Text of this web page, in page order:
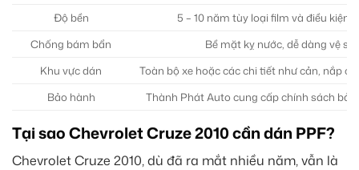
Độ bền
5 – 10 năm tùy loại film và điều kiện
Chống bám bẩn
Bề mặt kỵ nước, dễ dàng vệ
Khu vực dán
Toàn bộ xe hoặc các chi tiết như cản, nắp
Bảo hành
Thành Phát Auto cung cấp chính sách
Tại sao Chevrolet Cruze 2010 cần dán PPF?
Chevrolet Cruze 2010, dù đã ra mắt nhiều năm, vẫn là